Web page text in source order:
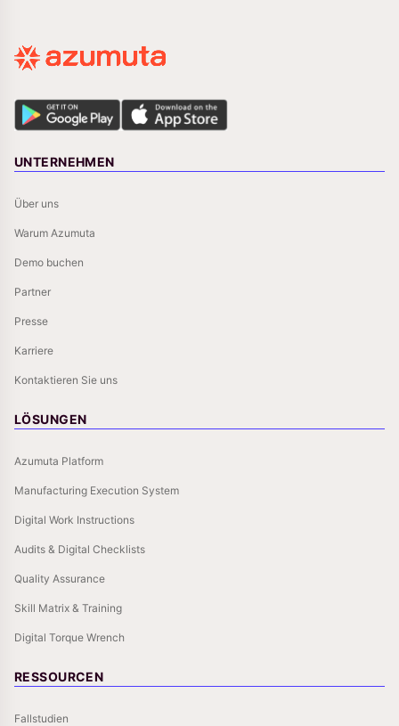
UNTERNEHMEN
Über uns
Warum Azumuta
Demo buchen
Partner
Presse
Karriere
Kontaktieren Sie uns
LÖSUNGEN
Azumuta Platform
Manufacturing Execution System
Digital Work Instructions
Audits & Digital Checklists
Quality Assurance
Skill Matrix & Training
Digital Torque Wrench
RESSOURCEN
Fallstudien